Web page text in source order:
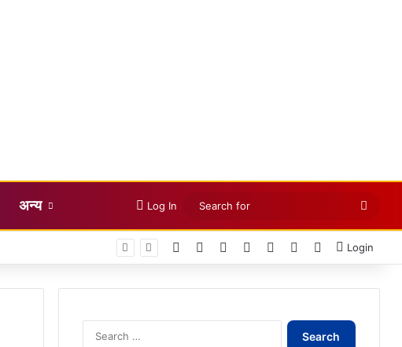
अन्य Log In
for
Facebook LinkedInYouTubeInstagramTelegramWhatsApp
Login
Search